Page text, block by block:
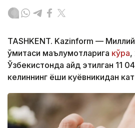
TASHKENT. Kazinform —
қўмитаси маълумотларига кўра,
Ўзбекистонда қайд этилган 11
келиннинг ёши куёвникидан